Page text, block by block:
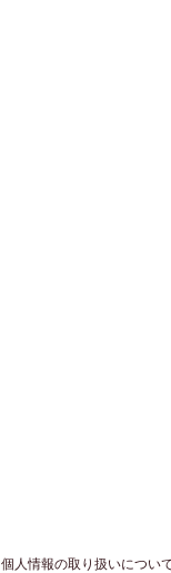
個人情報の取り扱いについ